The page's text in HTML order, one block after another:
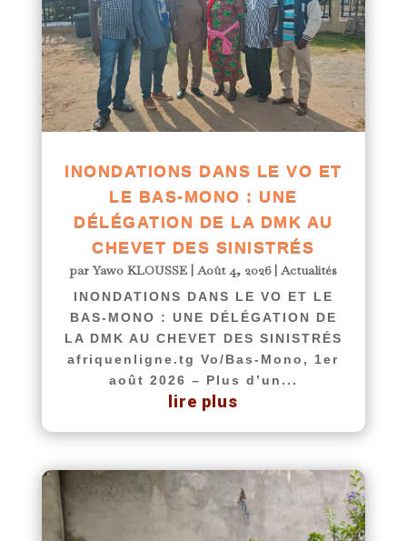
INONDATIONS DANS LE VO ET
LE BAS-MONO : UNE
DÉLÉGATION DE LA DMK AU
CHEVET DES SINISTRÉS
parYawo KLOUSSE |Août 4, 2026|Actualités
INONDATIONS DANS LE VO ET LE
BAS-MONO : UNE DÉLÉGATION DE
LA DMK AU CHEVET DES SINISTRÉS
afriquenligne.tg Vo/Bas-Mono, 1er
août 2026 – Plus d’un...
lire plus